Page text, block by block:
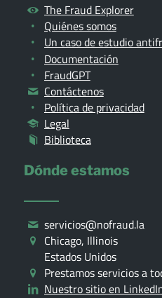
The Fraud Explorer
Quiénes somos
Un caso de estudio
Documentación
FraudGPT
Contáctenos
Política de privacidad
Legal
Biblioteca
Dónde estamos
servicios@nofraud.la
Chicago, Illinois
Estados Unidos
Prestamos servicios a
Nuestro sitio en